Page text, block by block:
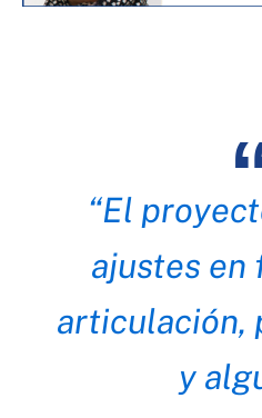
“El
ajustes en
articulación,
y